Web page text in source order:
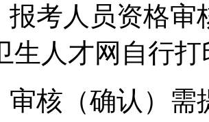
报考人员资格
生人才网自行
审核（确认）